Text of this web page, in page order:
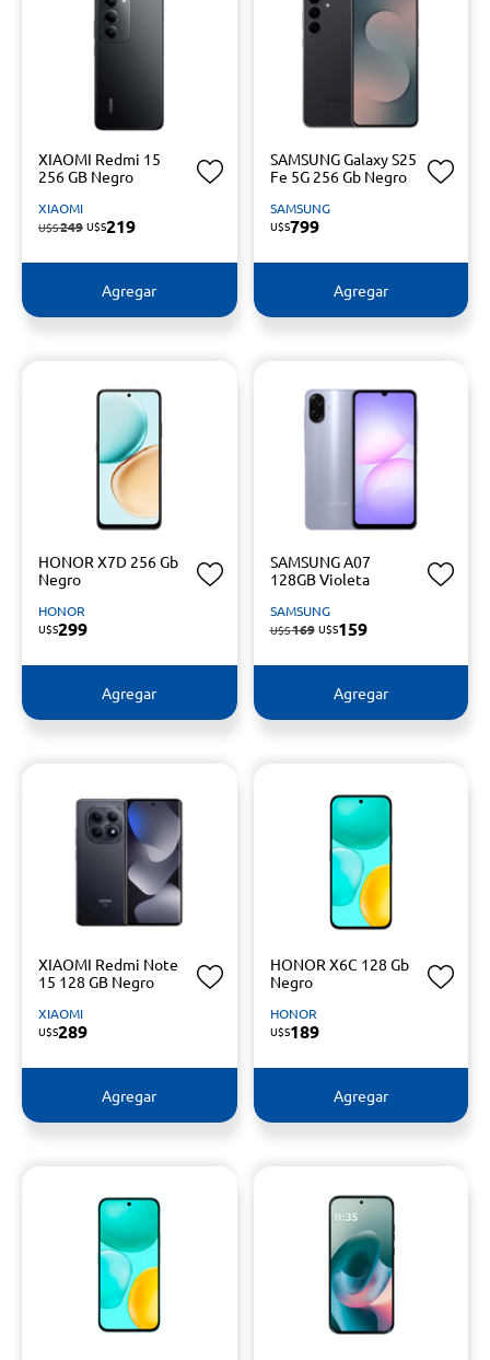
XIAOMI Redmi 15
256 GB Negro
XIAOMI
U$S249 U$S219
Agregar
SAMSUNG Galaxy S25
Fe 5G 256 Gb Negro
SAMSUNG
U$S799
Agregar
HONOR X7D 256 Gb
Negro
HONOR
U$S299
Agregar
SAMSUNG A07
128GB Violeta
SAMSUNG
U$S169 U$S159
Agregar
XIAOMI Redmi Note
15 128 GB Negro
XIAOMI
U$S289
Agregar
HONOR X6C 128 Gb
Negro
HONOR
U$S189
Agregar